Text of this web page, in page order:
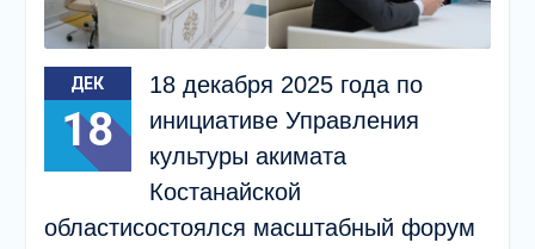
ДЕК
18
18 декабря 2025 года по
инициативе Управления
культуры акимата
Костанайской
областисостоялся масштабный форум